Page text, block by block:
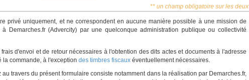
** un champ obligatoire sur les deux
privé uniquement, et ne correspondent en aucune manière possible à une mission de
Demarches.fr (Advercity) par une quelconque administration publique ou collectivité
d'envoi et de retour nécessaires à l'obtention des dits actes et documents à l'adresse
commande, à l'exception des timbres fiscaux éventuellement nécessaires.
travers du présent formulaire consiste notamment dans la réalisation par Demarches.fr,